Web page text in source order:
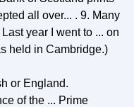
all over... . 9. Many
year I went to ... on
held in Cambridge.)
or England.
of the ... Prime